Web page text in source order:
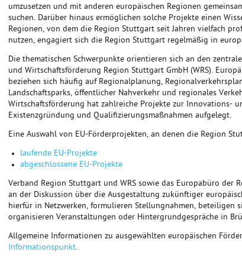
umzusetzen und mit anderen europäischen Regionen
suchen. Darüber hinaus ermöglichen solche Projekte einen
Regionen, von dem die Region Stuttgart seit Jahren vielfach
nutzen, engagiert sich die Region Stuttgart regelmäßig in
Die thematischen Schwerpunkte orientieren sich an den
und Wirtschaftsförderung Region Stuttgart GmbH (WRS).
beziehen sich häufig auf Regionalplanung,
Landschaftsparks, öffentlicher Nahverkehr und regionales
Wirtschaftsförderung hat zahlreiche Projekte zur Innovations-
Existenzgründung und Qualifizierungsmaßnahmen aufgelegt.
Eine Auswahl von EU-Förderprojekten, an denen die Region
laufende EU-Projekte
abgeschlossene EU-Projekte
Verband Region Stuttgart und WRS sowie das Europabüro
an der Diskussion über die Ausgestaltung zukünftiger
hierfür in Netzwerken, formulieren Stellungnahmen, beteiligen
organisieren Veranstaltungen oder Hintergrundgespräche in
Allgemeine Informationen zu ausgewählten europäischen
Informationspunkt.